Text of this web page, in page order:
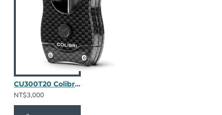
CU300T20 Colibri V-Cut 碳纖維(暗夜黑)
NT$3,000